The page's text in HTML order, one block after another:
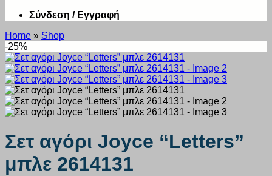
Σύνδεση / Εγγραφή
Home » Shop
-25%
Σετ αγόρι Joyce “Letters”
μπλε 2614131